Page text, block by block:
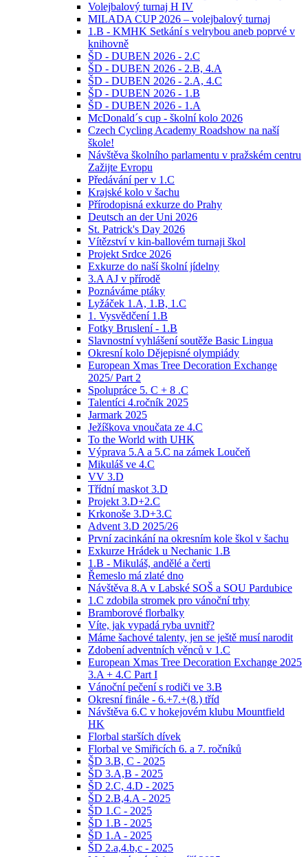
Volejbalový turnaj H IV
MILADA CUP 2026 – volejbalový turnaj
1.B - KMHK Setkání s velrybou aneb poprvé v
knihovně
ŠD - DUBEN 2026 - 2.C
ŠD - DUBEN 2026 - 2.B, 4.A
ŠD - DUBEN 2026 - 2.A, 4.C
ŠD - DUBEN 2026 - 1.B
ŠD - DUBEN 2026 - 1.A
McDonald´s cup - školní kolo 2026
Czech Cycling Academy Roadshow na naší
škole!
Návštěva školního parlamentu v pražském centru
Zažijte Evropu
Předávání per v 1.C
Krajské kolo v šachu
Přírodopisná exkurze do Prahy
Deutsch an der Uni 2026
St. Patrick's Day 2026
Vítězství v kin-ballovém turnaji škol
Projekt Srdce 2026
Exkurze do naší školní jídelny
3.A AJ v přírodě
Poznáváme ptáky
Lyžáček 1.A, 1.B, 1.C
1. Vysvědčení 1.B
Fotky Bruslení - 1.B
Slavnostní vyhlášení soutěže Basic Lingua
Okresní kolo Dějepisné olympiády
European Xmas Tree Decoration Exchange
2025/ Part 2
Spolupráce 5. C + 8 .C
Talentíci 4.ročník 2025
Jarmark 2025
Ježíškova vnoučata ze 4.C
To the World with UHK
Výprava 5.A a 5.C na zámek Loučeň
Mikuláš ve 4.C
VV 3.D
Třídní maskot 3.D
Projekt 3.D+2.C
Krkonoše 3.D+3.C
Advent 3.D 2025/26
První zacinkání na okresním kole škol v šachu
Exkurze Hrádek u Nechanic 1.B
1.B - Mikuláš, andělé a čerti
Řemeslo má zlaté dno
Návštěva 8.A v Labské SOŠ a SOU Pardubice
1.C zdobila stromek pro vánoční trhy
Bramborové florbalky
Víte, jak vypadá ryba uvnitř?
Máme šachové talenty, jen se ještě musí narodit
Zdobení adventních věnců v 1.C
European Xmas Tree Decoration Exchange 2025
3.A + 4.C Part I
Vánoční pečení s rodiči ve 3.B
Okresní finále - 6.+7.+(8.) tříd
Návštěva 6.C v hokejovém klubu Mountfield
HK
Florbal starších dívek
Florbal ve Smiřicích 6. a 7. ročníků
ŠD 3.B, C - 2025
ŠD 3.A,B - 2025
ŠD 2.C, 4.D - 2025
ŠD 2.B,4.A - 2025
ŠD 1.C - 2025
ŠD 1.B - 2025
ŠD 1.A - 2025
ŠD 2.a,4.b,c - 2025